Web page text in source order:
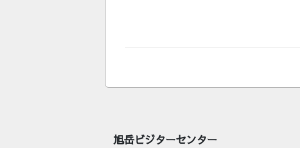
旭岳ビジターセンター